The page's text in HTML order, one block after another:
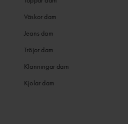
Väskor dam
Jeans dam
Tröjor dam
Klänningar dam
Kjolar dam